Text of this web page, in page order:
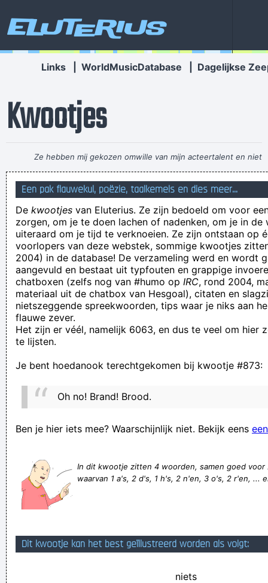
Eluterius
Links WorldMusicDatabase Dagelijkse
Kwootjes
Ze hebben mij gekozen omwille van mijn acteertalent en niet
omdat ik toevallig een lief snoetje heb~ Koen WautersTijdens
een interview over de film "Intensive Care"
Illusion is no longer possible, because the real is no longer
possible
Ik heb jouw gedachten ontmoeten eerlijke man op zwaluw
van nieuwe momenten
leuk ze zulen ook honger gehad heben en als je honger hebd
en niet kunt betallen zoals deze wezens dan neem je het
toch zezker even zelf want deze twee kenen geen geld
12 stoelen, 13 ongelukkigen
memory when it comes to couples plus the relatives. A
bij onze bedden - But there came nothing off that evening,
Deze webstek biedt voor elk wat wils, maar niet voor jou.
Treu fighting. We practis!
drugsbaron
Een pak flauwekul, poëzie, taalkemels en dies meer...
De kwootjes van Eluterius. Ze zijn bedoeld om voor
zorgen, om je te doen lachen of nadenken, om je in de
uiteraard om je tijd te verknoeien. Ze zijn ontstaan op
voorlopers van deze webstek, sommige kwootjes
2004) in de database! De verzameling werd en wordt
aangevuld en bestaat uit typfouten en grappige
chatboxen (zelfs nog van #humo op IRC, rond 2004,
materiaal uit de chatbox van Hesgoal), citaten en
nietszeggende spreekwoorden, tips waar je niks aan
flauwe zever.
Het zijn er véél, namelijk 6063, en dus te veel om hier
te lijsten.
Je bent hoedanook terechtgekomen bij kwootje #873:
Oh no! Brand! Brood.
Ben je hier iets mee? Waarschijnlijk niet. Bekijk eens
In dit kwootje zitten 4 woorden, samen goed voor
waarvan 1 a's, 2 d's, 1 h's, 2 n'en, 3 o's, 2 r'en, ...
Dit kwootje kan het best geïllustreerd worden als volgt:
niets